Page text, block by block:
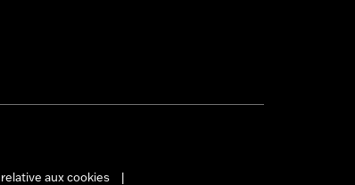
aux cookies